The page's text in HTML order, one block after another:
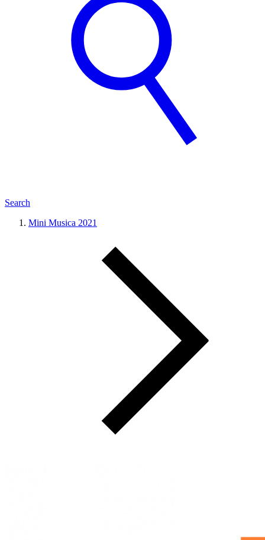
Search
Mini Musica 2021